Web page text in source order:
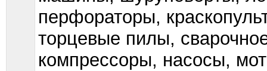
перфораторы,
торцевые пилы,
компрессоры, насосы,